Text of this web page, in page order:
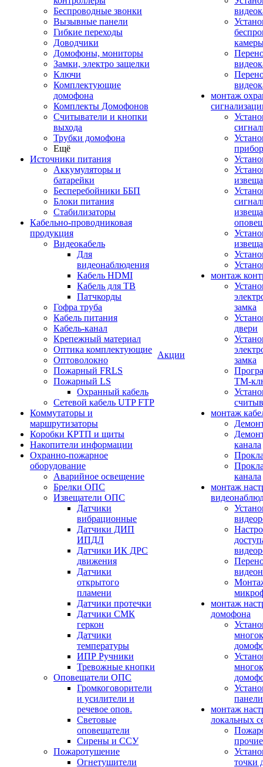
Беспроводные звонки
Вызывные панели
Гибкие переходы
Доводчики
Домофоны, мониторы
Замки, электро защелки
Ключи
Комплектующие
домофона
Комплекты Домофонов
Считыватели и кнопки
выхода
Трубки домофона
Ещё
Источники питания
Аккумуляторы и
батарейки
Бесперебойники ББП
Блоки питания
Стабилизаторы
Кабельно-проводниковая
продукция
Видеокабель
Для
видеонаблюдения
Кабель HDMI
Кабель для ТВ
Патчкорды
Гофра труба
Кабель питания
Кабель-канал
Крепежный материал
Оптика комплектующие
Оптоволокно
Пожарный FRLS
Пожарный LS
Охранный кабель
Сетевой кабель UTP FTP
Коммутаторы и
маршрутизаторы
Коробки КРТП и щиты
Накопители информации
Охранно-пожарное
оборудование
Аварийное освещение
Брелки ОПС
Извещатели ОПС
Датчики
вибрационные
Датчики ДИП
ИПДЛ
Датчики ИК ДРС
движения
Датчики
открытого
пламени
Датчики протечки
Датчики СМК
геркон
Датчики
температуры
ИПР Ручники
Тревожные кнопки
Оповещатели ОПС
Громкоговорители
и усилители и
речевое опов.
Световые
оповещатели
Сирены и ССУ
Пожаротушение
Огнетушители
Акции
монтаж
монтаж
замка
двери
замка
ТМ-
монтаж
канала
канала
монтаж
монтаж
домофона
панели
монтаж
локальных
точки